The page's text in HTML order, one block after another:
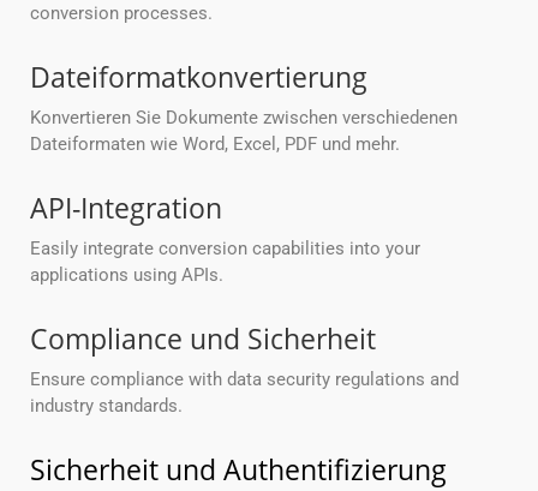
conversion processes.
Dateiformatkonvertierung
Konvertieren Sie Dokumente zwischen verschiedenen
Dateiformaten wie Word, Excel, PDF und mehr.
API-Integration
Easily integrate conversion capabilities into your
applications using APIs.
Compliance und Sicherheit
Ensure compliance with data security regulations and
industry standards.
Sicherheit und Authentifizierung